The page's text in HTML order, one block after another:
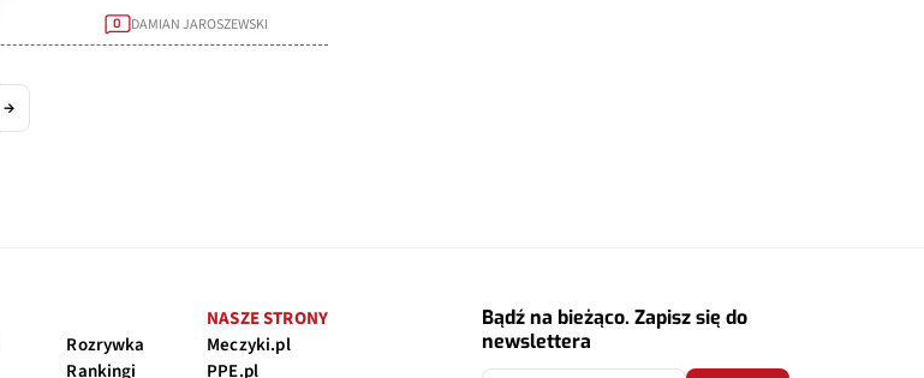
0 DAMIAN JAROSZEWSKI
→
Rozrywka
Rankingi
NASZE STRONY
Meczyki.pl
PPE.pl
Bądź na bieżąco. Zapisz się do
newslettera